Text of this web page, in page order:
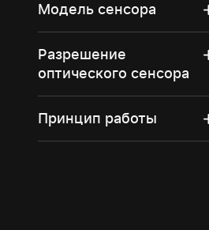
Модель сенсора
Разрешение
оптического сенсора
Принцип работы